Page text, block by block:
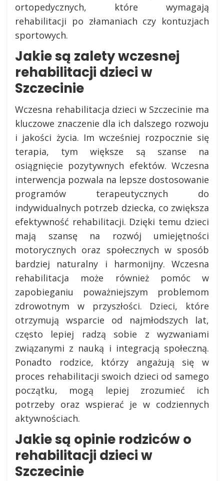
ortopedycznych, które wymagają
rehabilitacji po złamaniach czy kontuzjach
sportowych.
Jakie są zalety wczesnej
rehabilitacji dzieci w
Szczecinie
Wczesna rehabilitacja dzieci w Szczecinie ma
kluczowe znaczenie dla ich dalszego rozwoju
i jakości życia. Im wcześniej rozpocznie się
terapia, tym większe są szanse na
osiągnięcie pozytywnych efektów. Wczesna
interwencja pozwala na lepsze dostosowanie
programów terapeutycznych do
indywidualnych potrzeb dziecka, co zwiększa
efektywność rehabilitacji. Dzięki temu dzieci
mają szansę na rozwój umiejętności
motorycznych oraz społecznych w sposób
bardziej naturalny i harmonijny. Wczesna
rehabilitacja może również pomóc w
zapobieganiu poważniejszym problemom
zdrowotnym w przyszłości. Dzieci, które
otrzymują wsparcie od najmłodszych lat,
często lepiej radzą sobie z wyzwaniami
związanymi z nauką i integracją społeczną.
Ponadto rodzice, którzy angażują się w
proces rehabilitacji swoich dzieci od samego
początku, mogą lepiej zrozumieć ich
potrzeby oraz wspierać je w codziennych
aktywnościach.
Jakie są opinie rodziców o
rehabilitacji dzieci w
Szczecinie